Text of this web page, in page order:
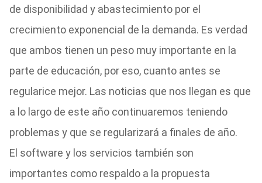
de disponibilidad y abastecimiento por el
crecimiento exponencial de la demanda. Es verdad
que ambos tienen un peso muy importante en la
parte de educación, por eso, cuanto antes se
regularice mejor. Las noticias que nos llegan es que
a lo largo de este año continuaremos teniendo
problemas y que se regularizará a finales de año.
El software y los servicios también son
importantes como respaldo a la propuesta